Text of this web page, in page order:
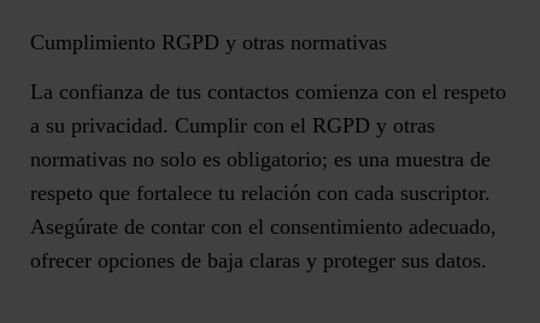
Cumplimiento RGPD y otras normativas
La confianza de tus contactos comienza con el respeto
a su privacidad. Cumplir con el RGPD y otras
normativas no solo es obligatorio; es una muestra de
respeto que fortalece tu relación con cada suscriptor.
Asegúrate de contar con el consentimiento adecuado,
ofrecer opciones de baja claras y proteger sus datos.